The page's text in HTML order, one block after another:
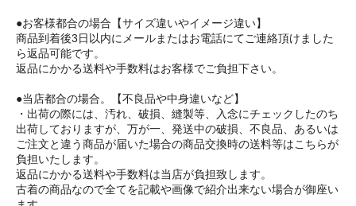
●お客様都合の場合【サイズ違いやイメージ違い】
商品到着後3日以内にメールまたはお電話にてご連絡頂けました
ら返品可能です。
返品にかかる送料や手数料はお客様でご負担下さい。
●当店都合の場合。【不良品や中身違いなど】
・出荷の際には、汚れ、破損、縫製等、入念にチェックしたのち
出荷しておりますが、万が一、発送中の破損、不良品、あるいは
ご注文と違う商品が届いた場合の商品交換時の送料等はこちらが
負担いたします。
返品にかかる送料や手数料は当店が負担致します。
古着の商品なので全てを記載や画像で紹介出来ない場合が御座い